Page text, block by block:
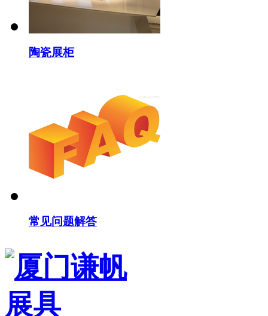
陶瓷展柜
常见问题解答